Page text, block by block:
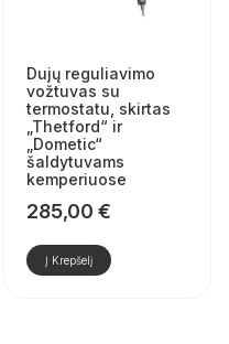
Dujų reguliavimo
vožtuvas su
termostatu, skirtas
„Thetford“ ir
„Dometic“
šaldytuvams
kemperiuose
285,00 €
Į Krepšelį